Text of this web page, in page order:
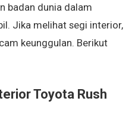
badan dunia dalam
Jika melihat segi interior,
keunggulan. Berikut
Toyota Rush